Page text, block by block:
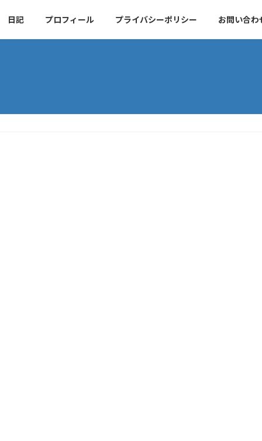
日記 プロフィール プライバシーポリシー お問い合わ